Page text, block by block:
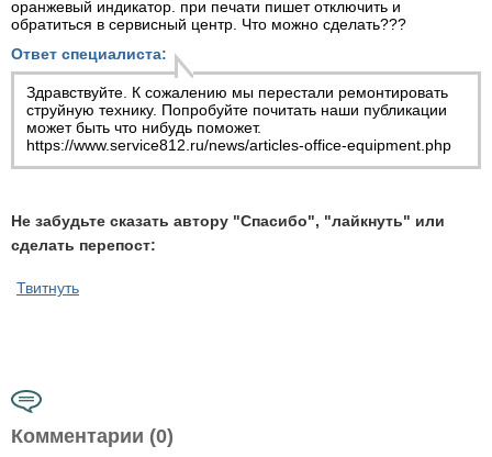
оранжевый индикатор. при печати пишет отключить и
обратиться в сервисный центр. Что можно сделать???
Ответ специалиста:
Здравствуйте. К сожалению мы перестали ремонтировать
струйную технику. Попробуйте почитать наши публикации
может быть что нибудь поможет.
https://www.service812.ru/news/articles-office-equipment.php
Не забудьте сказать автору "Спасибо", "лайкнуть" или
сделать перепост:
Твитнуть
Комментарии (0)